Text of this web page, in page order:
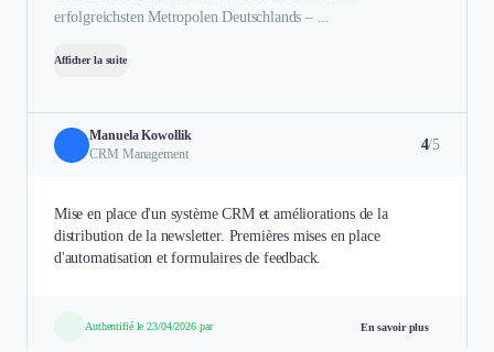
erfolgreichsten Metropolen Deutschlands – ...
Afficher la suite
Manuela Kowollik
CRM Management
4/5
Mise en place d'un système CRM et améliorations de la
distribution de la newsletter. Premières mises en place
d'automatisation et formulaires de feedback.
Authentifié le 23/04/2026 par En savoir plus